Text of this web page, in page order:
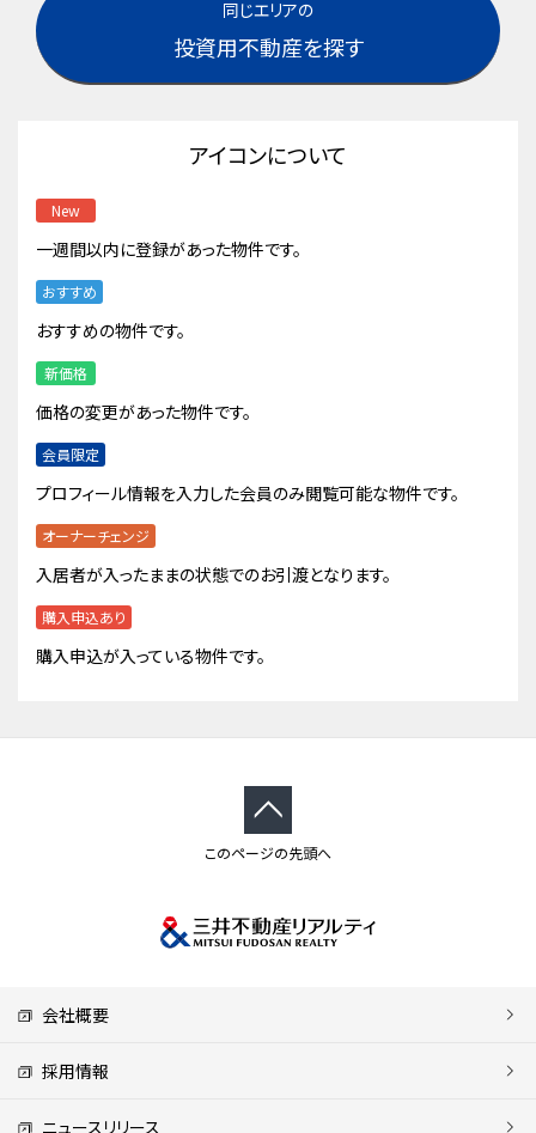
同じエリアの
投資用不動産を探す
アイコンについて
New
一週間以内に登録があった物件です。
おすすめ
おすすめの物件です。
新価格
価格の変更があった物件です。
会員限定
プロフィール情報を入力した会員のみ閲覧可能な物件です。
オーナーチェンジ
入居者が入ったままの状態でのお引渡となります。
購入申込あり
購入申込が入っている物件です。
このページの先頭へ
会社概要
採用情報
ニュースリリース